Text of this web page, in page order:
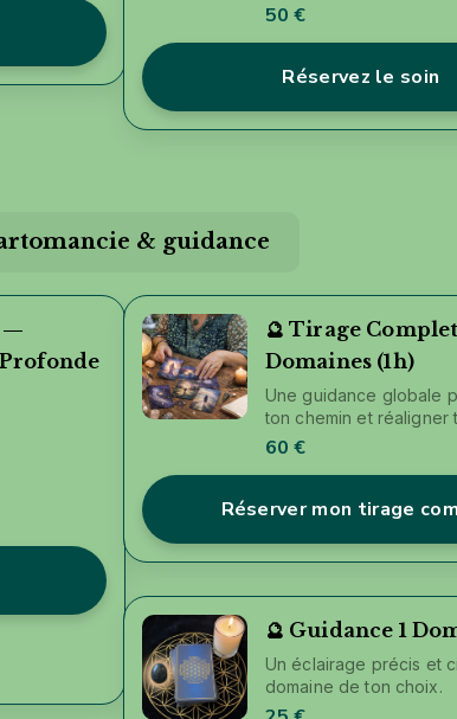
50 €
Réservez le soin
& guidance
—
🔮 Tirage
Domaines (1h)
Une guidance globale
ton chemin et réaligner
60 €
Réserver mon tirage
🔮 Guidance 1
Un éclairage précis et
domaine de ton choix.